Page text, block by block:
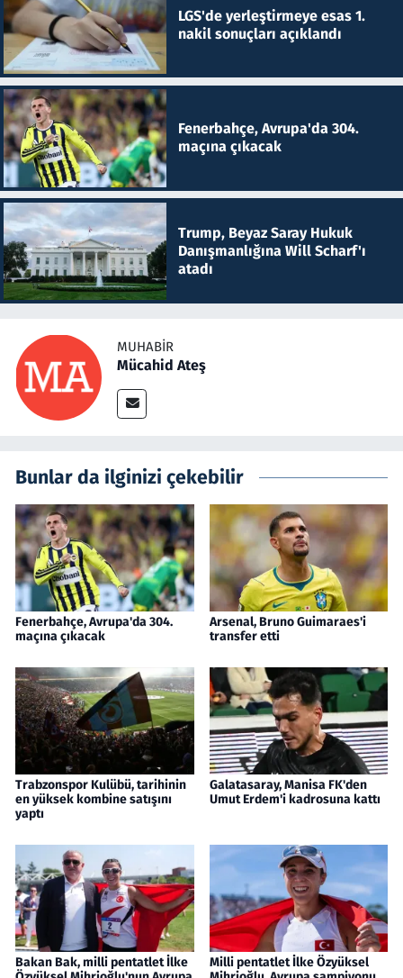
LGS'de yerleştirmeye esas 1.
nakil sonuçları açıklandı
Fenerbahçe, Avrupa'da 304.
maçına çıkacak
Trump, Beyaz Saray Hukuk
Danışmanlığına Will Scharf'ı
atadı
MUHABIR
Mücahid Ateş
Bunlar da ilginizi çekebilir
Fenerbahçe, Avrupa'da 304.
maçına çıkacak
Arsenal, Bruno Guimaraes'i
transfer etti
Trabzonspor Kulübü, tarihinin
en yüksek kombine satışını
yaptı
Galatasaray, Manisa FK'den
Umut Erdem'i kadrosuna kattı
Bakan Bak, milli pentatlet İlke
Milli pentatlet İlke Özyüksel